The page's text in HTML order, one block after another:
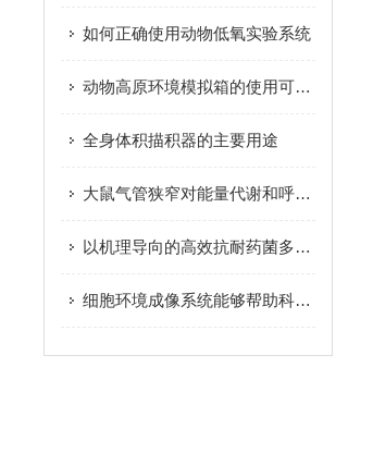
如何正确使用动物低氧实验系统
动物高原环境模拟箱的使用可进一步推动相关科学研究的发展
全身体积描积器的主要用途
大鼠气管狭窄对能量代谢和呼吸的影响
以机理导向的高效抗耐药菌多肽化合物设计和发现
细胞环境成像系统能够帮助科研人员深入了解细胞